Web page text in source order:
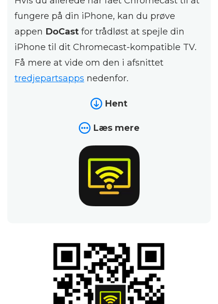
fungere på din iPhone, kan du prøve
appen DoCast for trådløst at spejle din
iPhone til dit Chromecast-kompatible TV.
Få mere at vide om den i afsnittet
tredjepartsapps nedenfor.
Hent
Læs mere